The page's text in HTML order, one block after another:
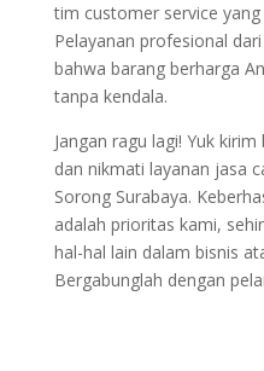
tim customer service
Pelayanan profesional
bahwa barang berharga
tanpa kendala.
Jangan ragu lagi! Yuk
dan nikmati layanan jasa
Sorong Surabaya.
adalah prioritas kami,
hal-hal lain dalam bisnis
Bergabunglah dengan